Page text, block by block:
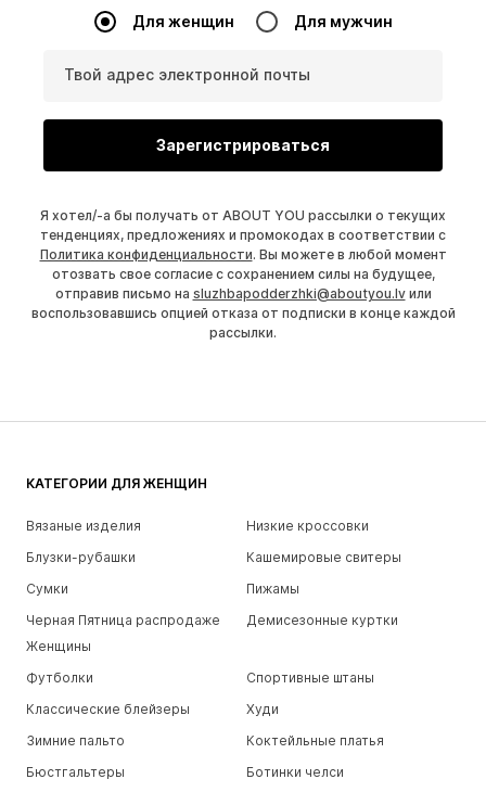
Для женщин Для мужчин
Твой адрес электронной почты
Зарегистрироваться
Я хотел/-а бы получать от ABOUT YOU рассылки о текущих
тенденциях, предложениях и промокодах в соответствии с
Политика конфиденциальности. Вы можете в любой момент
отозвать свое согласие с сохранением силы на будущее,
отправив письмо на sluzhbapodderzhki@aboutyou.lvили
воспользовавшись опцией отказа от подписки в конце каждой
рассылки.
КАТЕГОРИИ ДЛЯ ЖЕНЩИН
Вязаные изделия
Низкие кроссовки
Блузки-рубашки
Кашемировые свитеры
Сумки
Пижамы
Черная Пятница распродаже
Женщины
Демисезонные куртки
Футболки
Спортивные штаны
Классические блейзеры
Худи
Зимние пальто
Коктейльные платья
Бюстгальтеры
Ботинки челси